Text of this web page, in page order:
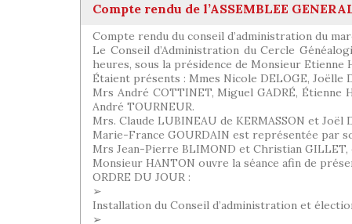
Compte rendu de l’ASSEMBLEE
Compte rendu du conseil d’administration du
Le Conseil d’Administration du Cercle
heures, sous la présidence de Monsieur Etienne
Étaient présents : Mmes Nicole DELOGE, Joëlle
Mrs André COTTINET, Miguel GADRÉ, Étienne
André TOURNEUR.
Mrs. Claude LUBINEAU de KERMASSON et
Marie-France GOURDAIN est représentée par
Mrs Jean-Pierre BLIMOND et Christian GILLET,
Monsieur HANTON ouvre la séance afin de
ORDRE DU JOUR :
➢
Installation du Conseil d’administration et
➢